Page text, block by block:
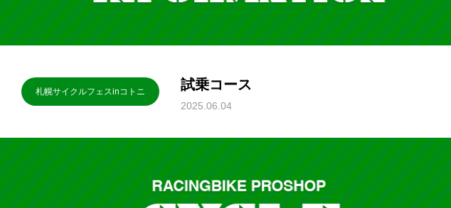
札幌サイクルフェスinコトニ 試乗コース
2025.06.04